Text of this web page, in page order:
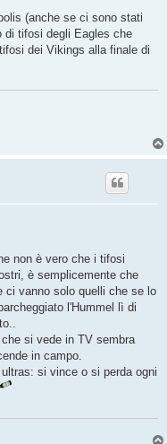
(anche se ci sono stati
di tifosi degli Eagles che
dei Vikings alla finale di
non è vero che i tifosi
è semplicemente che
ci vanno solo quelli che se lo
l'Hummel lì di
si vede in TV sembra
in campo.
si vince o si perda ogni